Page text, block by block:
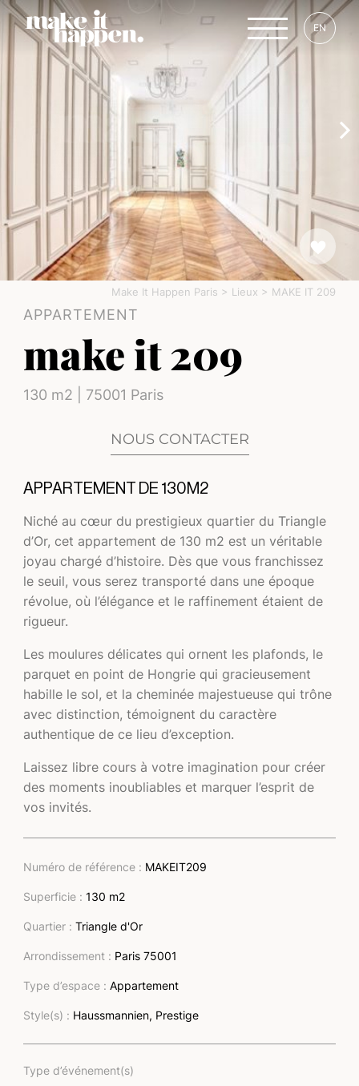
EN
Make It Happen Paris > Lieux > MAKE IT 209
APPARTEMENT
make it 209
130 m2 | 75001 Paris
NOUS CONTACTER
APPARTEMENT DE 130M2
Niché au cœur du prestigieux quartier du Triangle
d’Or, cet appartement de 130 m2 est un véritable
joyau chargé d’histoire. Dès que vous franchissez
le seuil, vous serez transporté dans une époque
révolue, où l’élégance et le raffinement étaient de
rigueur.
Les moulures délicates qui ornent les plafonds, le
parquet en point de Hongrie qui gracieusement
habille le sol, et la cheminée majestueuse qui trône
avec distinction, témoignent du caractère
authentique de ce lieu d’exception.
Laissez libre cours à votre imagination pour créer
des moments inoubliables et marquer l’esprit de
vos invités.
Numéro de référence : MAKEIT209
Superficie : 130 m2
Quartier : Triangle d'Or
Arrondissement : Paris 75001
Type d’espace : Appartement
Style(s) : Haussmannien, Prestige
Type d’événement(s)